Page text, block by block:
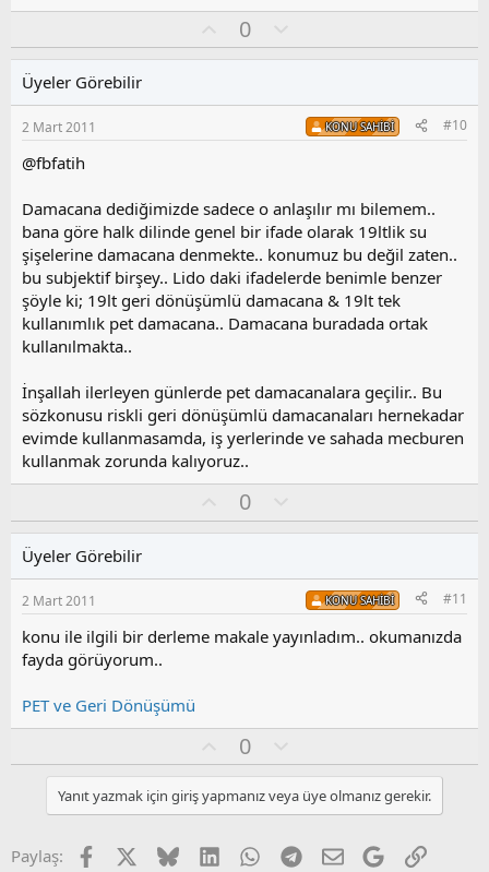
y
0
l
s
u
y
l
a
Üyeler Görebilir
2 Mart 2011 KONU SAHIBI #10
@fbfatih
Damacana dediğimizde sadece o anlaşılır mı bilemem..
bana göre halk dilinde genel bir ifade olarak 19ltlik su
şişelerine damacana denmekte.. konumuz bu değil zaten..
bu subjektif birşey.. Lido daki ifadelerde benimle benzer
şöyle ki; 19lt geri dönüşümlü damacana & 19lt tek
kullanımlık pet damacana.. Damacana buradada ortak
kullanılmakta..
İnşallah ilerleyen günlerde pet damacanalara geçilir.. Bu
sözkonusu riskli geri dönüşümlü damacanaları hernekadar
evimde kullanmasamda, iş yerlerinde ve sahada mecburen
kullanmak zorunda kalıyoruz..
y
0
l
s
u
z
o
Üyeler Görebilir
2 Mart 2011 KONU SAHIBI #11
konu ile ilgili bir derleme makale yayınladım.. okumanızda
fayda görüyorum..
PET ve Geri Dönüşümü
y
l
a
0
l
u
m
u
Yanıt yazmak için giriş yapmanız veya üye olmanız gerekir.
Paylaş: Facebook BlueskyLinkedInWhatsApp
Telegram
E-postaGoogleLink